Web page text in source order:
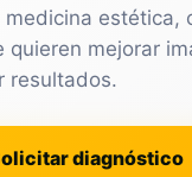
estética,
quieren mejorar
resultados.
diagnóstico